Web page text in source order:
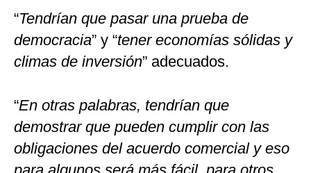
“Tendrían que pasar una prueba de
democracia” y “tener economías sólidas y
climas de inversión” adecuados.
“En otras palabras, tendrían que
demostrar que pueden cumplir con las
obligaciones del acuerdo comercial y eso